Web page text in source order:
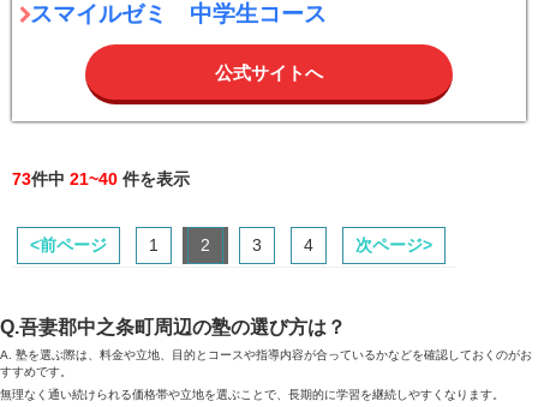
スマイルゼミ 中学生コース
公式サイトへ
73件中 21~40 件を表示
<前ページ 1 2 3 4 次ページ>
Q.吾妻郡中之条町周辺の塾の選び方は？
A. 塾を選ぶ際は、料金や立地、目的とコースや指導内容が合っているかなどを確認しておくのがお
すすめです。
無理なく通い続けられる価格帯や立地を選ぶことで、長期的に学習を継続しやすくなります。